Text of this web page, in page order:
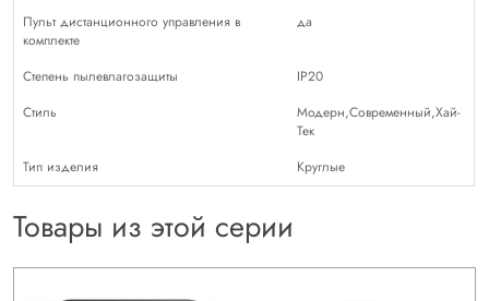
Пульт дистанционного управления в
комплекте
да
Степень пылевлагозащиты
IP20
Стиль
Модерн,Современный,Хай-
Тек
Тип изделия
Круглые
Товары из этой серии